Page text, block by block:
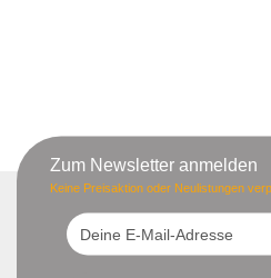
Zum Newsletter anmelden
Keine Preisaktion oder Neulistungen